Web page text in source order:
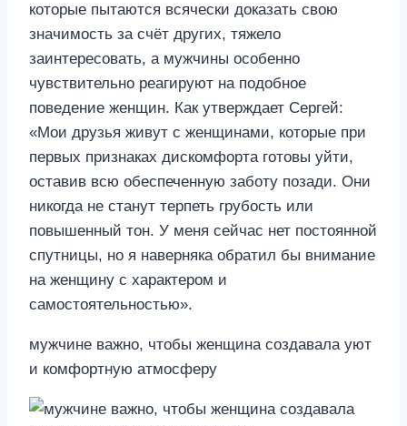
которые пытаются всячески доказать свою
значимость за счёт других, тяжело
заинтересовать, а мужчины особенно
чувствительно реагируют на подобное
поведение женщин. Как утверждает Сергей:
«Мои друзья живут с женщинами, которые при
первых признаках дискомфорта готовы уйти,
оставив всю обеспеченную заботу позади. Они
никогда не станут терпеть грубость или
повышенный тон. У меня сейчас нет постоянной
спутницы, но я наверняка обратил бы внимание
на женщину с характером и
самостоятельностью».
мужчине важно, чтобы женщина создавала уют
и комфортную атмосферу